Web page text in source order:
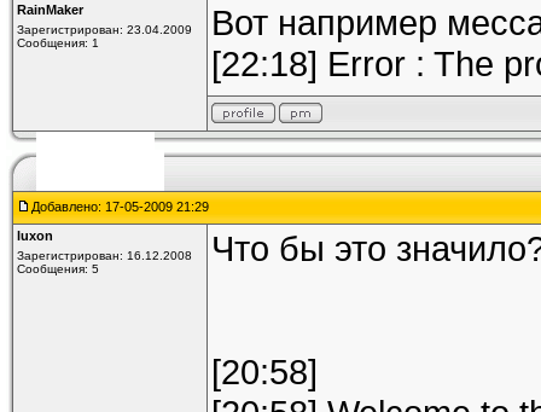
RainMaker
Зарегистрирован: 23.04.2009
Сообщения: 1
Вот например
[22:18] Error : The
Добавлено: 17-05-2009 21:29
luxon
Зарегистрирован: 16.12.2008
Сообщения: 5
Что бы это
[20:58]